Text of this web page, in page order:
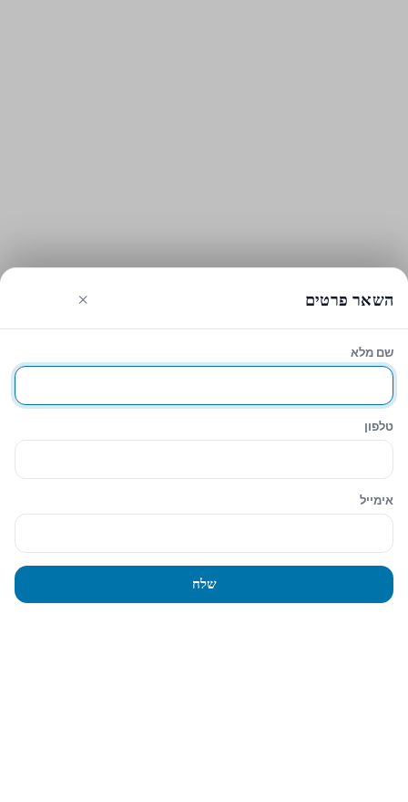
עגלת הקניות
סגירה
Select the fields to be shown. Others will be hidden. Drag and drop
Image
Rating
השאר פרטים ×
שם מלא
טלפון
אימייל
שלח